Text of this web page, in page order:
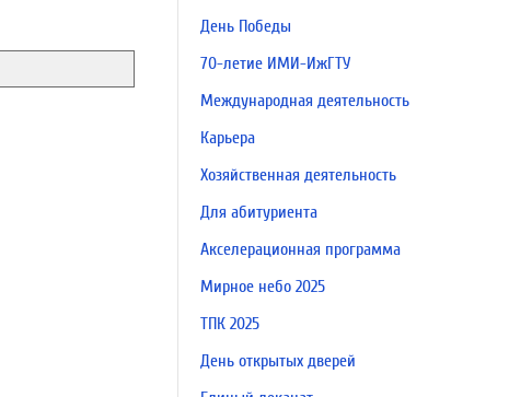
День Победы
70-летие ИМИ-ИжГТУ
Международная деятельность
Карьера
Хозяйственная деятельность
Для абитуриента
Акселерационная программа
Мирное небо 2025
ТПК 2025
День открытых дверей